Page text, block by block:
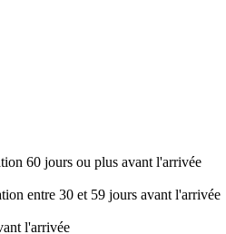
60 jours ou plus avant l'arrivée
entre 30 et 59 jours avant l'arrivée
l'arrivée